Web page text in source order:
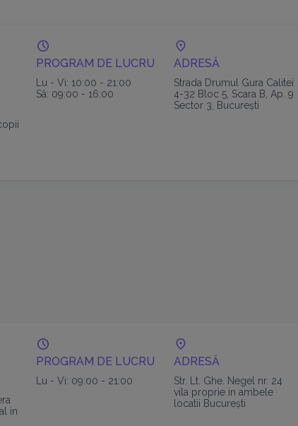
PROGRAM DE LUCRU
Lu - Vi: 10:00 - 21:00
Sâ: 09:00 - 16:00
ADRESĂ
Strada Drumul Gura Calitei
4-32 Bloc 5, Scara B, Ap. 9
Sector 3, București
in
PROGRAM DE LUCRU
Lu - Vi: 09:00 - 21:00
ADRESĂ
Str. Lt. Ghe. Negel nr. 24
vila proprie in ambele
locatii București